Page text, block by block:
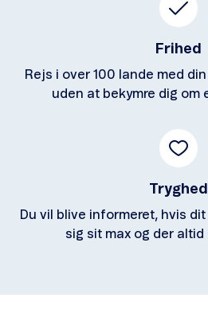
Frihed
Rejs i over 100 lande med
uden at bekymre dig om
Tryghed
Du vil blive informeret, hvis
sig sit max og der